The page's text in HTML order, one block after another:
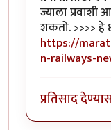
ज्याला
शकतो. >>>> हे
https://
n-railways-
प्रतिसाद